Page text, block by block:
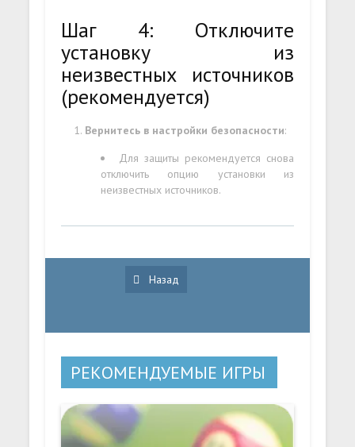
Шаг 4: Отключите
установку из
неизвестных источников
(рекомендуется)
Вернитесь в настройки безопасности:
Для защиты рекомендуется снова
отключить опцию установки из
неизвестных источников.
Назад
РЕКОМЕНДУЕМЫЕ ИГРЫ